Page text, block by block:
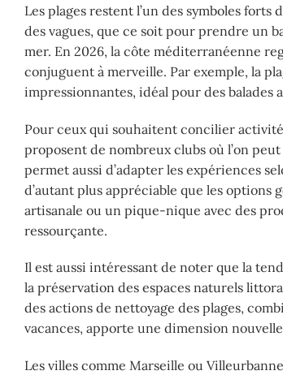
Les plages restent l’un des symboles
des vagues, que ce soit pour prendre un
mer. En 2026, la côte méditerranéenne
conjuguent à merveille. Par exemple, la
impressionnantes, idéal pour des balades
Pour ceux qui souhaitent concilier
proposent de nombreux clubs où l’on
permet aussi d’adapter les expériences
d’autant plus appréciable que les options
artisanale ou un pique-nique avec des
ressourçante.
Il est aussi intéressant de noter que la
la préservation des espaces naturels
des actions de nettoyage des plages,
vacances, apporte une dimension
Les villes comme Marseille ou